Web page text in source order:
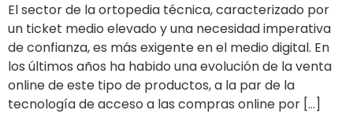
El sector de la ortopedia técnica, caracterizado por
un ticket medio elevado y una necesidad imperativa
de confianza, es más exigente en el medio digital. En
los últimos años ha habido una evolución de la venta
online de este tipo de productos, a la par de la
tecnología de acceso a las compras online por […]